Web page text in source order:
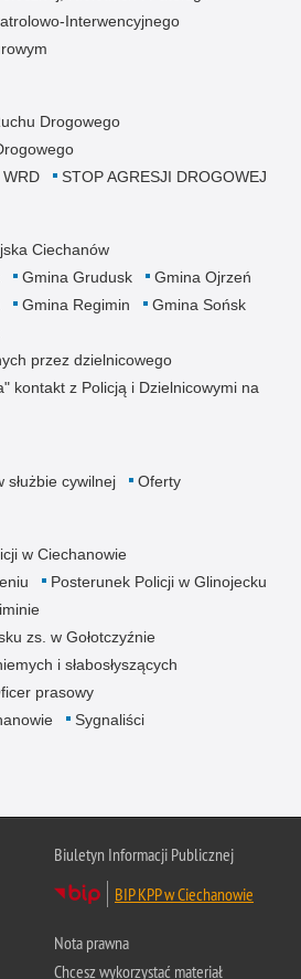
Interwencyjnego
Drogowego
STOP AGRESJI DROGOWEJ
Ciechanów
Gmina Grudusk
Gmina Ojrzeń
Gmina Regimin
Gmina Sońsk
przez dzielnicowego
kontakt z Policją i Dzielnicowymi na
służbie cywilnej Oferty
w Ciechanowie
Posterunek Policji w Glinojecku
zs. w Gołotczyźnie
i słabosłyszących
prasowy
Sygnaliści
Biuletyn Informacji Publicznej
BIP KPP w Ciechanowie
Nota prawna
Chcesz wykorzystać materiał